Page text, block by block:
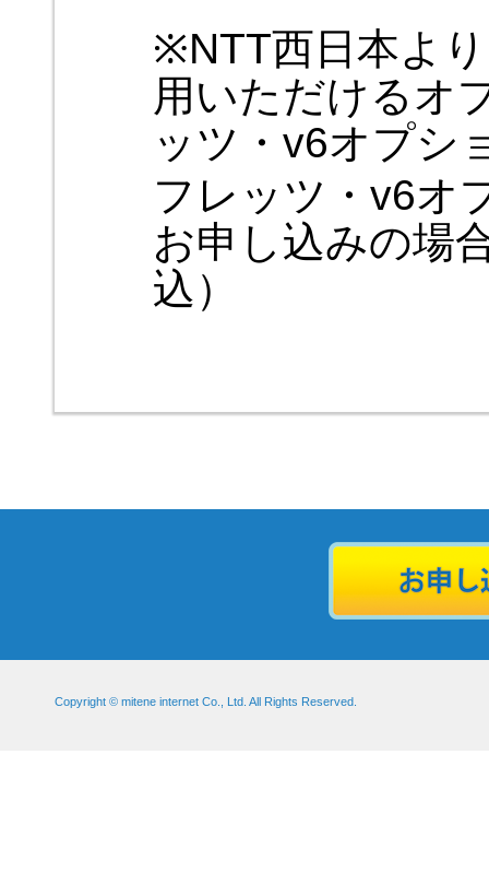
※NTT西日本よ
用いただけるオ
ッツ・v6オプシ
フレッツ・v6オ
お申し込みの場
込）
Copyright © mitene internet Co., Ltd. All Rights Reserved.